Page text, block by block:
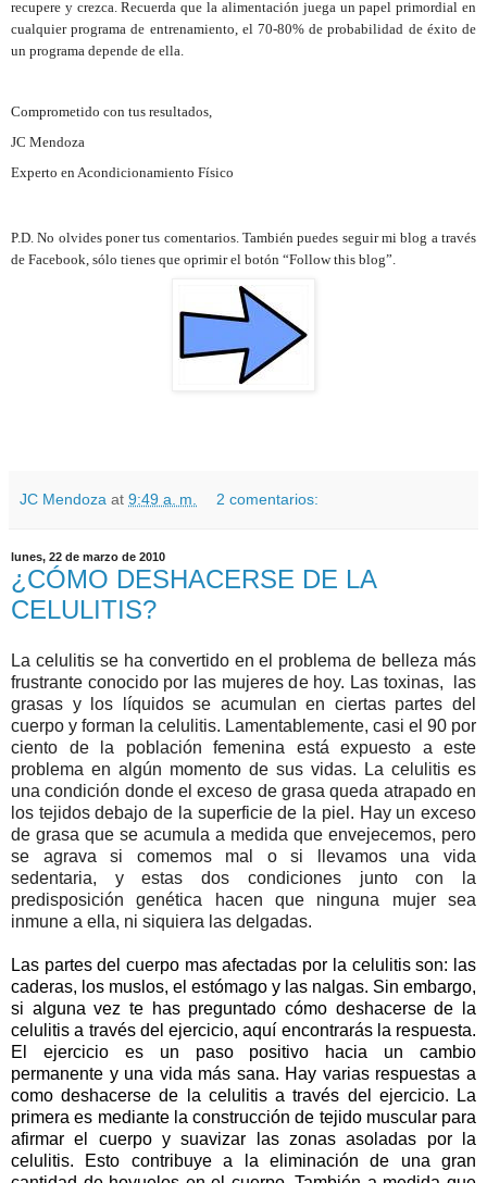
recupere y crezca. Recuerda que la alimentación juega un papel primordial en
cualquier programa de entrenamiento, el 70-80% de probabilidad de éxito de
un programa depende de ella.
Comprometido con tus resultados,
JC Mendoza
Experto en Acondicionamiento Físico
P.D. No olvides poner tus comentarios. También puedes seguir mi blog a través
de Facebook, sólo tienes que oprimir el botón “Follow this blog”.
JC Mendoza at 9:49 a. m. 2 comentarios:
lunes, 22 de marzo de 2010
¿CÓMO DESHACERSE DE LA
CELULITIS?
La celulitis se ha convertido en el problema de belleza más
frustrante conocido por las mujeres de hoy. Las toxinas, las
grasas y los líquidos se acumulan en ciertas partes del
cuerpo y forman la celulitis. Lamentablemente, casi el 90 por
ciento de la población femenina está expuesto a este
problema en algún momento de sus vidas. La celulitis es
una condición donde el exceso de grasa queda atrapado en
los tejidos debajo de la superficie de la piel. Hay un exceso
de grasa que se acumula a medida que envejecemos, pero
se agrava si comemos mal o si llevamos una vida
sedentaria, y estas dos condiciones junto con la
predisposición genética hacen que ninguna mujer sea
inmune a ella, ni siquiera las delgadas.
Las partes del cuerpo mas afectadas por la celulitis son: las
caderas, los muslos, el estómago y las nalgas. Sin embargo,
si alguna vez te has preguntado cómo deshacerse de la
celulitis a través del ejercicio, aquí encontrarás la respuesta.
El ejercicio es un paso positivo hacia un cambio
permanente y una vida más sana. Hay varias respuestas a
como deshacerse de la celulitis a través del ejercicio. La
primera es mediante la construcción de tejido muscular para
afirmar el cuerpo y suavizar las zonas asoladas por la
celulitis. Esto contribuye a la eliminación de una gran